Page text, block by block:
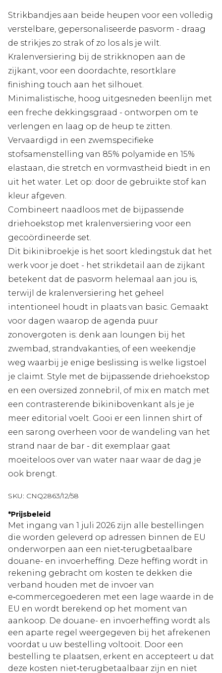
Strikbandjes aan beide heupen voor een volledig
verstelbare, gepersonaliseerde pasvorm - draag
de strikjes zo strak of zo los als je wilt.
Kralenversiering bij de strikknopen aan de
zijkant, voor een doordachte, resortklare
finishing touch aan het silhouet.
Minimalistische, hoog uitgesneden beenlijn met
een freche dekkingsgraad - ontworpen om te
verlengen en laag op de heup te zitten.
Vervaardigd in een zwemspecifieke
stofsamenstelling van 85% polyamide en 15%
elastaan, die stretch en vormvastheid biedt in en
uit het water. Let op: door de gebruikte stof kan
kleur afgeven.
Combineert naadloos met de bijpassende
driehoekstop met kralenversiering voor een
gecoördineerde set.
Dit bikinibroekje is het soort kledingstuk dat het
werk voor je doet - het strikdetail aan de zijkant
betekent dat de pasvorm helemaal aan jou is,
terwijl de kralenversiering het geheel
intentioneel houdt in plaats van basic. Gemaakt
voor dagen waarop de agenda puur
zonovergoten is: denk aan loungen bij het
zwembad, strandvakanties, of een weekendje
weg waarbij je enige beslissing is welke ligstoel
je claimt. Style met de bijpassende driehoekstop
en een oversized zonnebril, of mix en match met
een contrasterende bikinibovenkant als je je
meer editorial voelt. Gooi er een linnen shirt of
een sarong overheen voor de wandeling van het
strand naar de bar - dit exemplaar gaat
moeiteloos over van water naar waar de dag je
ook brengt.
SKU: CNQ2863/12/58
*Prijsbeleid
Met ingang van 1 juli 2026 zijn alle bestellingen
die worden geleverd op adressen binnen de EU
onderworpen aan een niet‑terugbetaalbare
douane- en invoerheffing. Deze heffing wordt in
rekening gebracht om kosten te dekken die
verband houden met de invoer van
e‑commercegoederen met een lage waarde in de
EU en wordt berekend op het moment van
aankoop. De douane- en invoerheffing wordt als
een aparte regel weergegeven bij het afrekenen
voordat u uw bestelling voltooit. Door een
bestelling te plaatsen, erkent en accepteert u dat
deze kosten niet‑terugbetaalbaar zijn en niet